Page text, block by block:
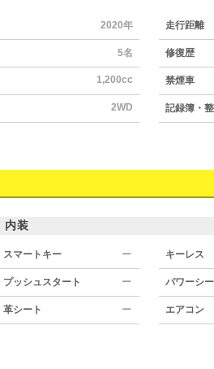
2020年
5名
1,200cc
2WD
走行距離
修復歴
禁煙車
記録簿・
内装
スマートキー ー キーレス
プッシュスタート ー パワーシ
革シート ー エアコン